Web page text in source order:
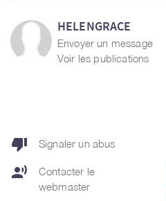
HELENGRACE
Envoyer un message
Voir les publications
thumb_down Signaler un abus
record_voice_over
Contacter le
webmaster